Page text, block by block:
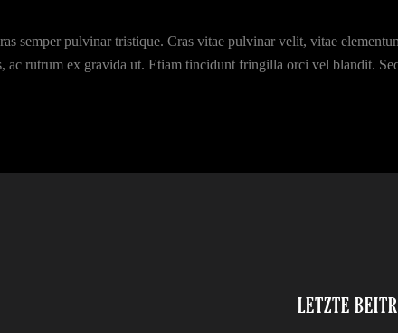
semper pulvinar tristique. Cras vitae pulvinar velit, vitae
ac rutrum ex gravida ut. Etiam tincidunt fringilla orci vel blandit.
LETZTE